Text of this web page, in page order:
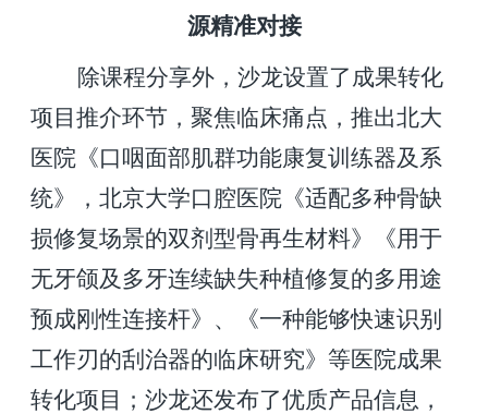
源精准对接
除课程分享外，沙龙设置了成果转化
项目推介环节，聚焦临床痛点，推出北大
医院《口咽面部肌群功能康复训练器及系
统》，北京大学口腔医院 《适配多种骨缺
损修复场景的双剂型骨再生材料》《用于
无牙颌及多牙连续缺失种植修复的多用途
预成刚性连接杆》、《一种能够快速识别
工作刃的刮治器的临床研究》等医院成果
转化项目；沙龙还发布了优质产品信息，